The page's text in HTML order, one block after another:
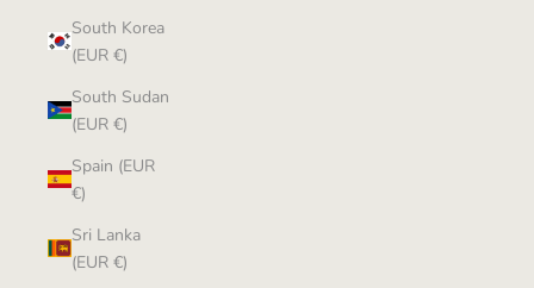
South Korea
(EUR €)
South Sudan
(EUR €)
Spain (EUR
€)
Sri Lanka
(EUR €)